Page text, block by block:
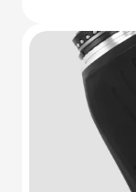
Aether